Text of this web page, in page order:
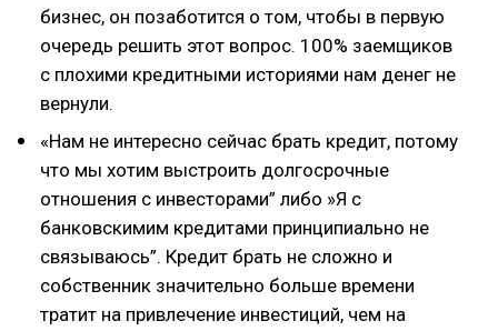
бизнес, он позаботится о том, чтобы в первую
очередь решить этот вопрос. 100% заемщиков
с плохими кредитными историями нам денег не
вернули.
«Нам не интересно сейчас брать кредит, потому
что мы хотим выстроить долгосрочные
отношения с инвесторами” либо »Я с
банковскимим кредитами принципиально не
связываюсь”. Кредит брать не сложно и
собственник значительно больше времени
тратит на привлечение инвестиций, чем на